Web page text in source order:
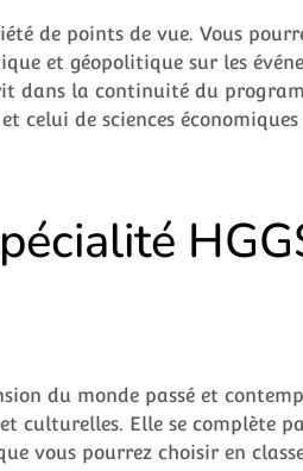
de points de vue. Vous
et géopolitique sur les
dans la continuité du
celui de sciences
du monde passé et
culturelles. Elle se complète
vous pourrez choisir en